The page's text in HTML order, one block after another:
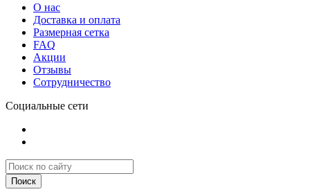
О нас
Доставка и оплата
Размерная сетка
FAQ
Акции
Отзывы
Сотрудничество
Социальные сети
Поиск